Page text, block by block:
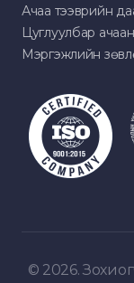
Ачаа тээврийн
Цуглуулбар
Мэргэжлийн
© 2026.